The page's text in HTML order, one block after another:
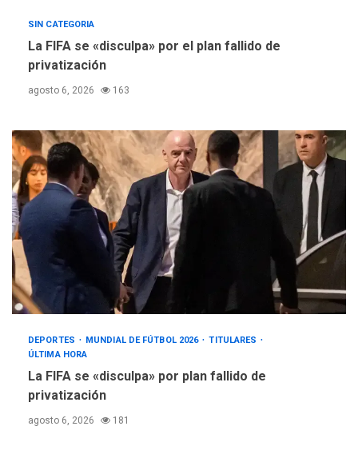
SIN CATEGORIA
La FIFA se «disculpa» por el plan fallido de
privatización
agosto 6, 2026 163
DEPORTES MUNDIAL DE FÚTBOL 2026
TITULARES
ÚLTIMA HORA
La FIFA se «disculpa» por plan fallido de
privatización
agosto 6, 2026 181